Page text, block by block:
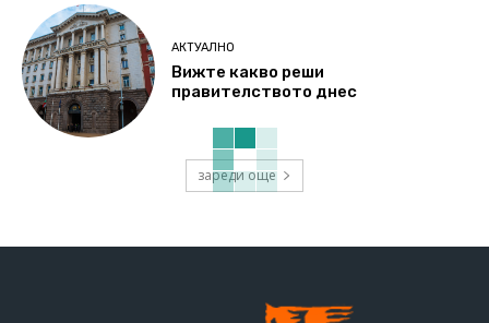
АКТУАЛНО
Вижте какво реши
правителството днес
зареди още